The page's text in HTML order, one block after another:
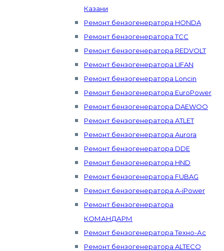
Казани
Ремонт бензогенератора HONDA
Ремонт бензогенератора ТСС
Ремонт бензогенератора REDVOLT
Ремонт бензогенератора LIFAN
Ремонт бензогенератора Loncin
Ремонт бензогенератора EuroPower
Ремонт бензогенератора DAEWOO
Ремонт бензогенератора ATLET
Ремонт бензогенератора Aurora
Ремонт бензогенератора DDE
Ремонт бензогенератора HND
Ремонт бензогенератора FUBAG
Ремонт бензогенератора A-iPower
Ремонт бензогенератора
КОМАНДАРМ
Ремонт бензогенератора Техно-Ас
Ремонт бензогенератора ALTECO